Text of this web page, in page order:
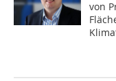
von